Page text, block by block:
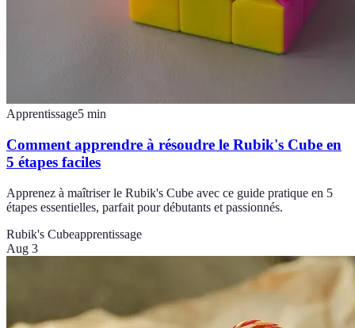
Apprentissage5 min
Comment apprendre à résoudre le Rubik's Cube en
5 étapes faciles
Apprenez à maîtriser le Rubik's Cube avec ce guide pratique en 5
étapes essentielles, parfait pour débutants et passionnés.
Rubik's Cubeapprentissage
Aug 3